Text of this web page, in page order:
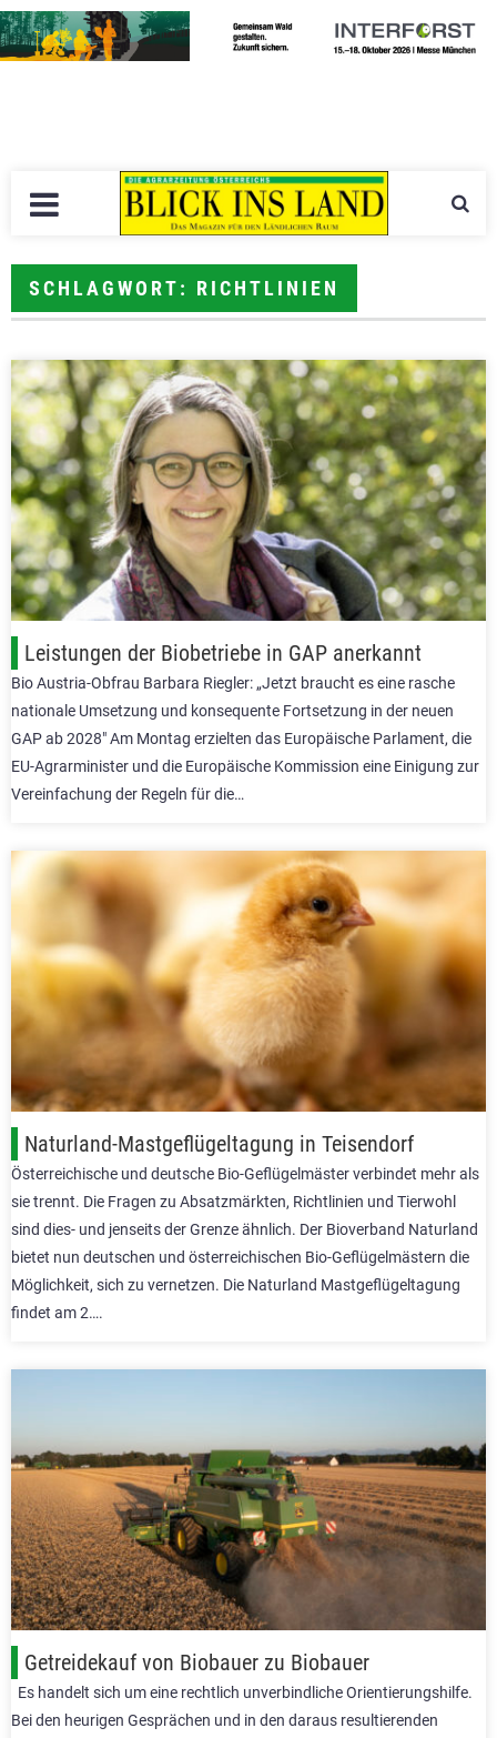
SCHLAGWORT: RICHTLINIEN
Leistungen der Biobetriebe in GAP anerkannt
Bio Austria-Obfrau Barbara Riegler: „Jetzt braucht es eine rasche
nationale Umsetzung und konsequente Fortsetzung in der neuen
GAP ab 2028″ Am Montag erzielten das Europäische Parlament, die
EU-Agrarminister und die Europäische Kommission eine Einigung zur
Vereinfachung der Regeln für die…
Naturland-Mastgeflügeltagung in Teisendorf
Österreichische und deutsche Bio-Geflügelmäster verbindet mehr als
sie trennt. Die Fragen zu Absatzmärkten, Richtlinien und Tierwohl
sind dies- und jenseits der Grenze ähnlich. Der Bioverband Naturland
bietet nun deutschen und österreichischen Bio-Geflügelmästern die
Möglichkeit, sich zu vernetzen. Die Naturland Mastgeflügeltagung
findet am 2….
Getreidekauf von Biobauer zu Biobauer
Es handelt sich um eine rechtlich unverbindliche Orientierungshilfe.
Bei den heurigen Gesprächen und in den daraus resultierenden